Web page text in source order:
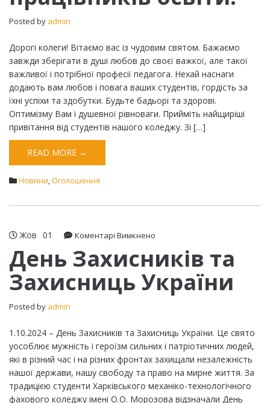
Posted by admin
Дорогі колеги! Вітаємо вас із чудовим святом. Бажаємо
завжди зберігати в душі любов до своєї важкої, але такої
важливої і потрібної професії педагога. Нехай наснаги
додають вам любов і повага ваших студентів, гордість за
їхні успіхи та здобутки. Будьте бадьорі та здорові.
Оптимізму Вам і душевної рівноваги. Прийміть найщиріші
привітання від студентів нашого коледжу. Зі […]
READ MORE →
Новини,Оголошення
Жов 01 Коментарі Вимкнено
Захисників
та
Захисниць
України
День Захисників та
Захисниць України
Posted by admin
1.10.2024 – День Захисників та Захисниць України. Це свято
уособлює мужність і героїзм сильних і патріотичних людей,
які в різний час і на різних фронтах захищали незалежність
нашої держави, нашу свободу та право на мирне життя. За
традицією студенти Харківського механіко-технологічного
фахового коледжу імені О.О. Морозова відзначали День